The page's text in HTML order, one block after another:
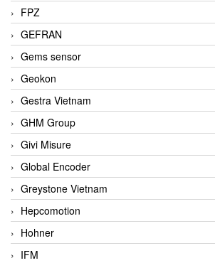
FPZ
GEFRAN
Gems sensor
Geokon
Gestra Vietnam
GHM Group
Givi Misure
Global Encoder
Greystone Vietnam
Hepcomotion
Hohner
IFM